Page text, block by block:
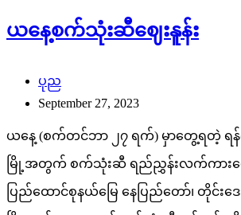
ယနေ့စက်သုံးဆီဈေးနူန်း
ပုည
September 27, 2023
ယနေ့ (စက်တင်ဘာ ၂၇ ရက်) မှာတွေ့ရတဲ့ ရန်
မြို့အတွက် စက်သုံးဆီ ရည်ညွှန်းလက်ကားဈေး
ပြည်ထောင်စုနယ်မြေ နေပြည်တော်၊ တိုင်း